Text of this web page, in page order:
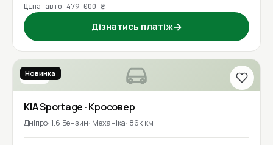
Ціна авто 479 000 ₴
Дізнатись платіж→
2020
Новинка
KIASportage · Кросовер
Дніпро 1.6 Бензин Механіка 86к км